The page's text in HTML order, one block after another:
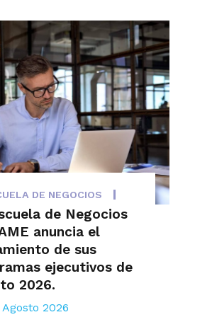
DE NEGOCIOS
de Negocios
anuncia el
de sus
ejecutivos de
2026.
2026